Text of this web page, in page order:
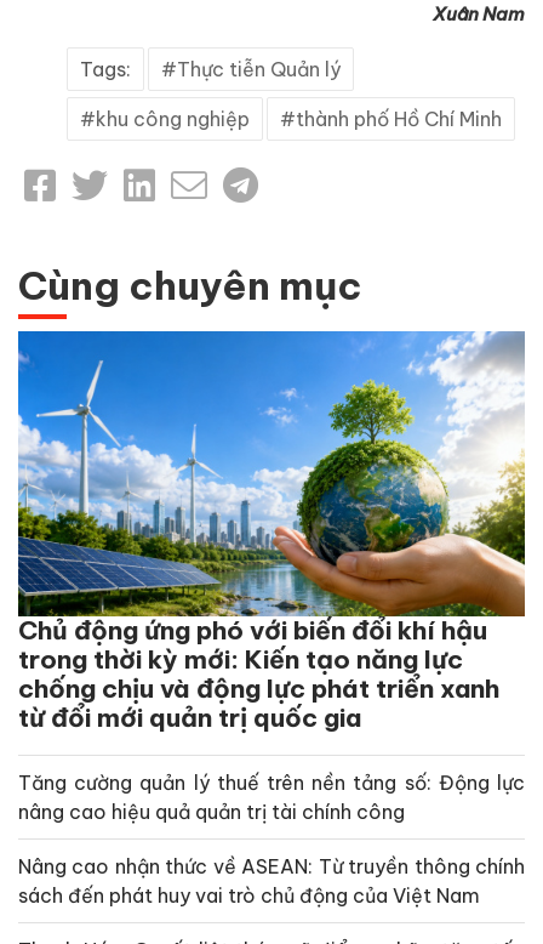
Xuân Nam
Tags: Thực tiễn Quản lý
khu công nghiệp thành phố Hồ Chí Minh
Cùng chuyên mục
Chủ động ứng phó với biến đổi khí hậu
trong thời kỳ mới: Kiến tạo năng lực
chống chịu và động lực phát triển xanh
từ đổi mới quản trị quốc gia
Tăng cường quản lý thuế trên nền tảng số: Động lực
nâng cao hiệu quả quản trị tài chính công
Nâng cao nhận thức về ASEAN: Từ truyền thông chính
sách đến phát huy vai trò chủ động của Việt Nam